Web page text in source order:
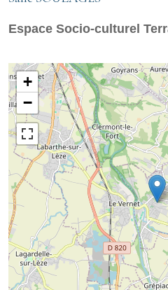
Espace Socio-culturel
+
−